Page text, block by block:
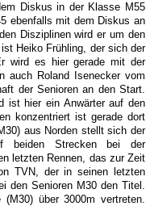
Diskus in der Klasse M55
ebenfalls mit dem Diskus an
Disziplinen wird er um den
Heiko Frühling, der sich der
wird es hier gerade mit der
auch Roland Isenecker vom
der Senioren an den Start.
ist hier ein Anwärter auf den
konzentriert ist gerade dort
aus Norden stellt sich der
beiden Strecken bei der
letzten Rennen, das zur Zeit
TVN, der in seinen letzten
den Senioren M30 den Titel.
über 3000m vertreten.